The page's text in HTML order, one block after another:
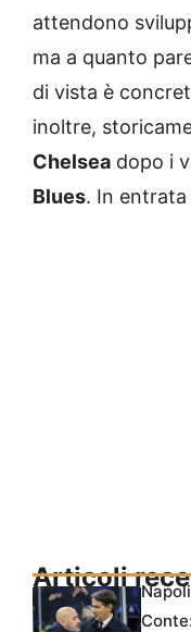
attendono
ma a quanto
di vista è
inoltre,
Chelsea dopo i
Blues. In
Articoli